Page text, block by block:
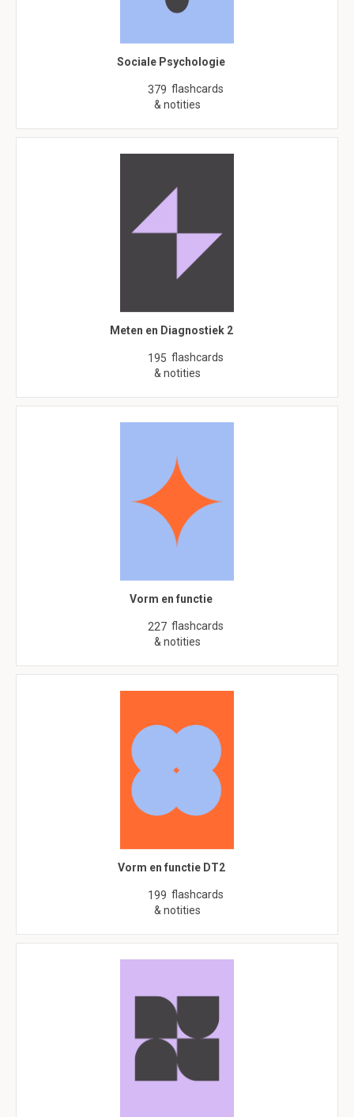
Sociale Psychologie
379 flashcards
& notities
Meten en Diagnostiek 2
195 flashcards
& notities
Vorm en functie
227 flashcards
& notities
Vorm en functie DT2
199 flashcards
& notities